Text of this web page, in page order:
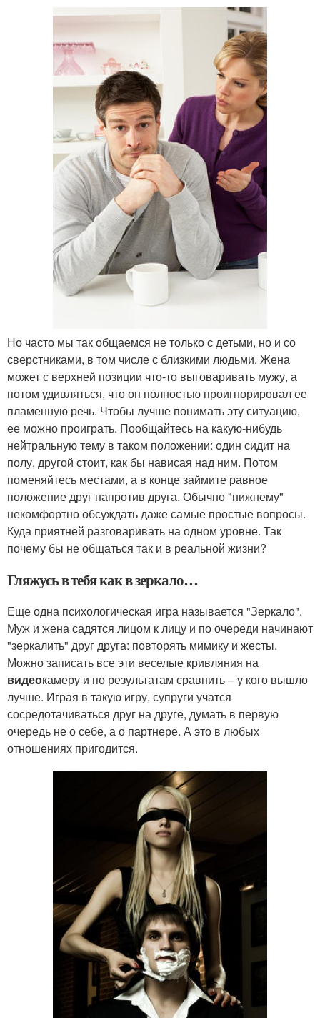
Но часто мы так общаемся не только с детьми, но и со
сверстниками, в том числе с близкими людьми. Жена
может с верхней позиции что-то выговаривать мужу, а
потом удивляться, что он полностью проигнорировал ее
пламенную речь. Чтобы лучше понимать эту ситуацию,
ее можно проиграть. Пообщайтесь на какую-нибудь
нейтральную тему в таком положении: один сидит на
полу, другой стоит, как бы нависая над ним. Потом
поменяйтесь местами, а в конце займите равное
положение друг напротив друга. Обычно "нижнему"
некомфортно обсуждать даже самые простые вопросы.
Куда приятней разговаривать на одном уровне. Так
почему бы не общаться так и в реальной жизни?
Гляжусь в тебя как в зеркало…
Еще одна психологическая игра называется "Зеркало".
Муж и жена садятся лицом к лицу и по очереди начинают
"зеркалить" друг друга: повторять мимику и жесты.
Можно записать все эти веселые кривляния на
видеокамеру и по результатам сравнить – у кого вышло
лучше. Играя в такую игру, супруги учатся
сосредотачиваться друг на друге, думать в первую
очередь не о себе, а о партнере. А это в любых
отношениях пригодится.